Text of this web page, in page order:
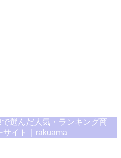
選んだ人気・ランキング商
サイト｜rakuama